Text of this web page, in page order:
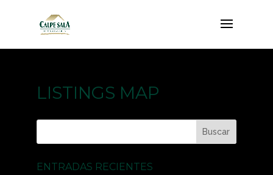
LISTINGS MAP
ENTRADAS RECIENTES